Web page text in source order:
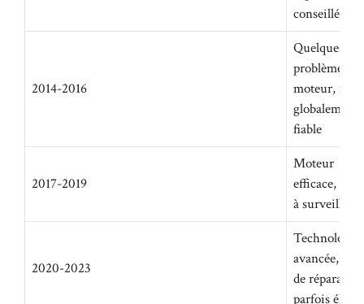
conseillé
2014-2016
Quelques
problèmes
moteur, mais
globalement
fiable
2017-2019
Moteur
efficace,
à surveiller
2020-2023
Technologie
avancée,
de réparation
parfois élevés